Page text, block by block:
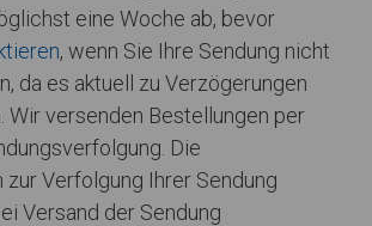
eine Woche ab, bevor
, wenn Sie Ihre Sendung nicht
da es aktuell zu Verzögerungen
Wir versenden Bestellungen per
Die
zur Verfolgung Ihrer Sendung
Versand der Sendung